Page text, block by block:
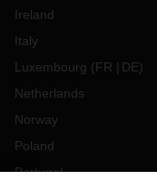
Ireland
Italy
Luxembourg (FR DE)
Netherlands
Norway
Poland
Portugal